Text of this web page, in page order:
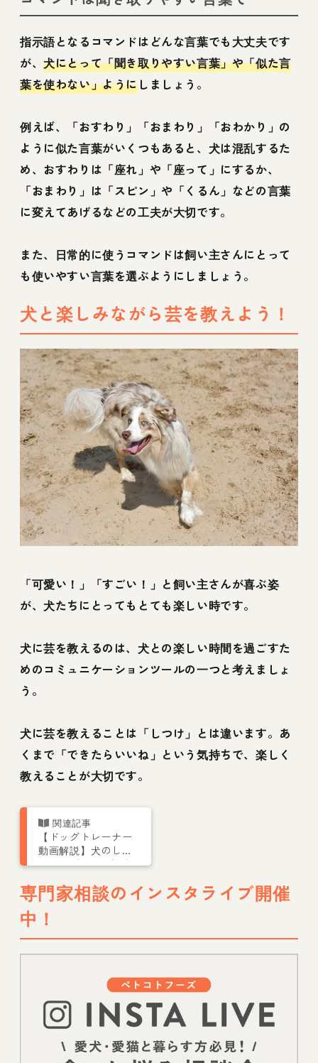
指示語となるコマンドはどんな言葉でも大丈夫です
が、犬にとって「聞き取りやすい言葉」や「似た言
葉を使わない」ようにしましょう。
例えば、「おすわり」「おまわり」「おわかり」の
ように似た言葉がいくつもあると、犬は混乱するた
め、おすわりは「座れ」や「座って」にするか、
「おまわり」は「スピン」や「くるん」などの言葉
に変えてあげるなどの工夫が大切です。
また、日常的に使うコマンドは飼い主さんにとって
も使いやすい言葉を選ぶようにしましょう。
犬と楽しみながら芸を教えよう！
「可愛い！」「すごい！」と飼い主さんが喜ぶ姿
が、犬たちにとってもとても楽しい時です。
犬に芸を教えるのは、犬との楽しい時間を過ごすた
めのコミュニケーションツールの一つと考えましょ
う。
犬に芸を教えることは「しつけ」とは違います。あ
くまで「できたらいいね」という気持ちで、楽しく
教えることが大切です。
【ドッグトレーナー
動画解説】犬のしつ
け一覧ガイド｜迎え
注意点を解説
専門家相談のインスタライブ開催
中！